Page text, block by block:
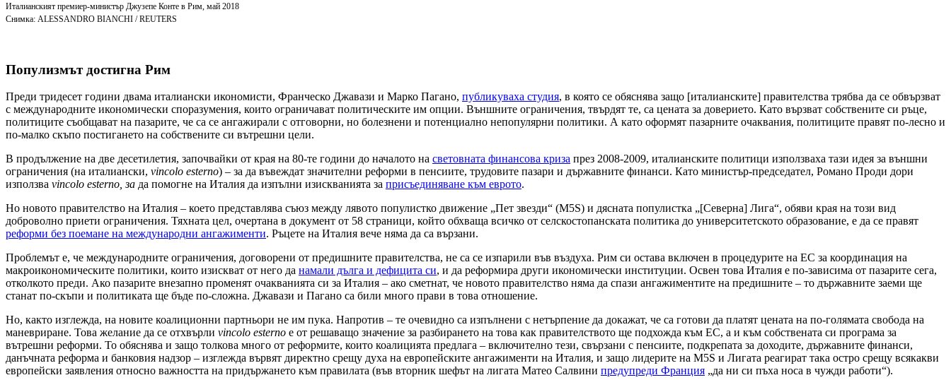
Италианският премиер-министър Джузепе Конте в Рим, май 2018
Снимка: ALESSANDRO BIANCHI / REUTERS
Популизмът достигна Рим
Преди тридесет години двама италиански икономисти, Франческо Джавази и Марко Пагано, публикуваха студия, в която се обяснява защо [италианските] правителства трябва да се обвързват
с международните икономически споразумения, които ограничават политическите им опции. Външните ограничения, твърдят те, са цената за доверието. Като вързват собствените си ръце,
политиците съобщават на пазарите, че са се ангажирали с отговорни, но болезнени и потенциално непопулярни политики. А като оформят пазарните очаквания, политиците правят по-лесно и
по-малко скъпо постигането на собствените си вътрешни цели.
В продължение на две десетилетия, започвайки от края на 80-те години до началото на световната финансова криза през 2008-2009, италианските политици използваха тази идея за външни
ограничения (на италиански, vincolo esterno) – за да въвеждат значителни реформи в пенсиите, трудовите пазари и държавните финанси. Като министър-председател, Романо Проди дори
използва vincolo esterno, за да помогне на Италия да изпълни изискванията за присъединяване към еврото.
Но новото правителство на Италия – което представлява съюз между лявото популистко движение „Пет звезди“ (M5S) и дясната популистка „[Северна] Лига“, обяви края на този вид
доброволно приети ограничения. Тяхната цел, очертана в документ от 58 страници, който обхваща всичко от селскостопанската политика до университетското образование, е да се правят
реформи без поемане на международни ангажименти. Ръцете на Италия вече няма да са вързани.
Проблемът е, че международните ограничения, договорени от предишните правителства, не са се изпарили във въздуха. Рим си остава включен в процедурите на ЕС за координация на
макроикономическите политики, които изискват от него да намали дълга и дефицита си, и да реформира други икономически институции. Освен това Италия е по-зависима от пазарите сега,
отколкото преди. Ако пазарите внезапно променят очакванията си за Италия – ако сметнат, че новото правителство няма да спази ангажиментите на предишните – то държавните заеми ще
станат по-скъпи и политиката ще бъде по-сложна. Джавази и Пагано са били много прави в това отношение.
Но, както изглежда, на новите коалиционни партньори не им пука. Напротив – те очевидно са изпълнени с нетърпение да докажат, че са готови да платят цената на по-голямата свобода на
маневриране. Това желание да се отхвърли vincolo esterno е от решаващо значение за разбирането на това как правителството ще подхожда към ЕС, а и към собствената си програма за
вътрешни реформи. То обяснява и защо толкова много от реформите, които коалицията предлага – включително тези, свързани с пенсиите, подкрепата за доходите, държавните финанси,
данъчната реформа и банковия надзор – изглежда вървят директно срещу духа на европейските ангажименти на Италия, и защо лидерите на M5S и Лигата реагират така остро срещу всякакви
европейски заявления относно важността на придържането към правилата (във вторник шефът на лигата Матео Салвини предупреди Франция „да ни си пъха носа в чужди работи“).